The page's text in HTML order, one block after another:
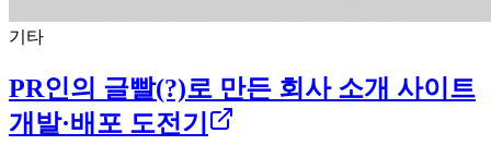
기타
PR인의 글빨(?)로 만든 회사 소개 사이트
개발·배포 도전기